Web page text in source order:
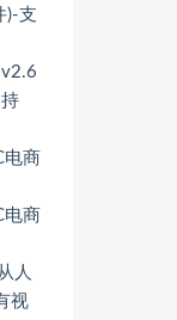
)-支
商
商
人
视